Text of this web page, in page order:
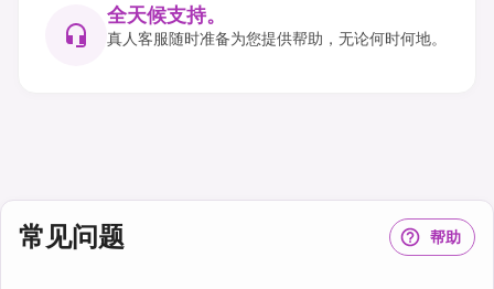
全天候支持。
真人客服随时准备为您提供帮助，无论何时何地。
常见问题 帮助